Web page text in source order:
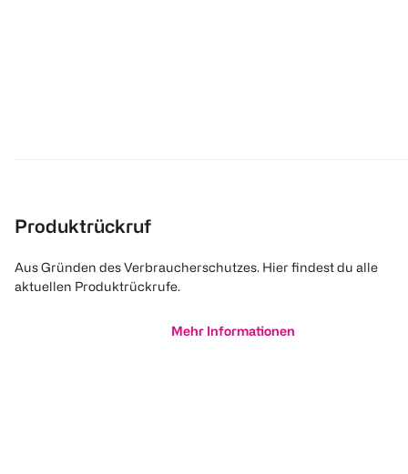
Produktrückruf
Aus Gründen des Verbraucherschutzes. Hier findest du alle
aktuellen Produktrückrufe.
Mehr Informationen